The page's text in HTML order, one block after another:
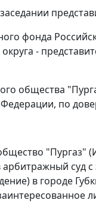
фонда
-
общества
по
"Пургаз"
суд
в городе